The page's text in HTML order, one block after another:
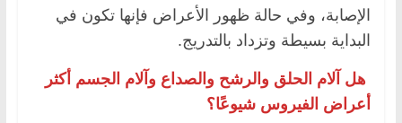
الإصابة، وفي حالة ظهور الأعراض فإنها تكون في
البداية بسيطة وتزداد بالتدريج.
هل آلام الحلق والرشح والصداع وآلام الجسم أكثر
أعراض الفيروس شيوعًا؟